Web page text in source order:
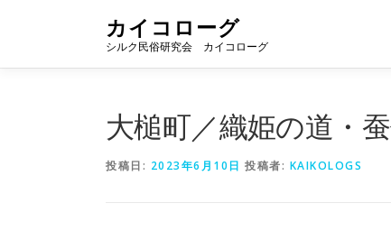
ン
カイコローグ
シルク民俗研究会 カイコローグ
大槌町／織姫の道・
投稿日: 2023年6月10日 投稿者: KAIKOLOGS